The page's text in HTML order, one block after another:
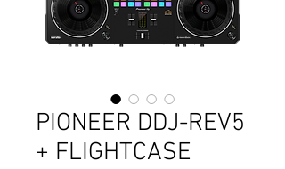
PIONEER DDJ-REV5
+ FLIGHTCASE